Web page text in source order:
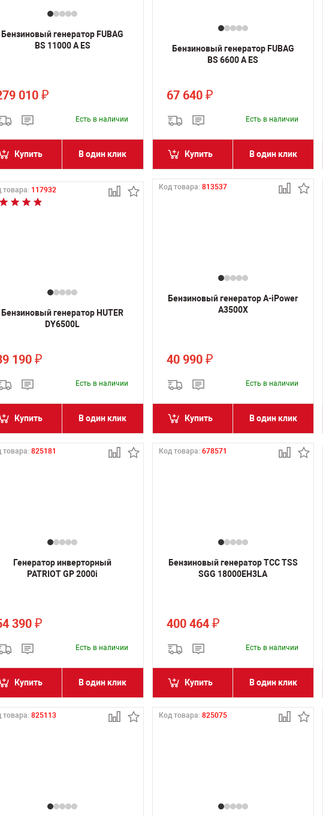
Бензиновый генератор FUBAG
BS 11000 A ES
010 ₽
Есть в наличии
Купить В один клик
Бензиновый генератор FUBAG
BS 6600 A ES
67 640 ₽
Есть в наличии
Купить В один клик
товара: 117932
Бензиновый генератор HUTER
DY6500L
190 ₽
Есть в наличии
Купить В один клик
Код товара: 813537
Бензиновый генератор A-iPower
A3500X
40 990 ₽
Есть в наличии
Купить В один клик
товара: 825181
Генератор инверторный
PATRIOT GP 2000i
390 ₽
Есть в наличии
Купить В один клик
Код товара: 678571
Бензиновый генератор ТСС TSS
SGG 18000EH3LA
400 464 ₽
Есть в наличии
Купить В один клик
товара: 825113 Код товара: 825075